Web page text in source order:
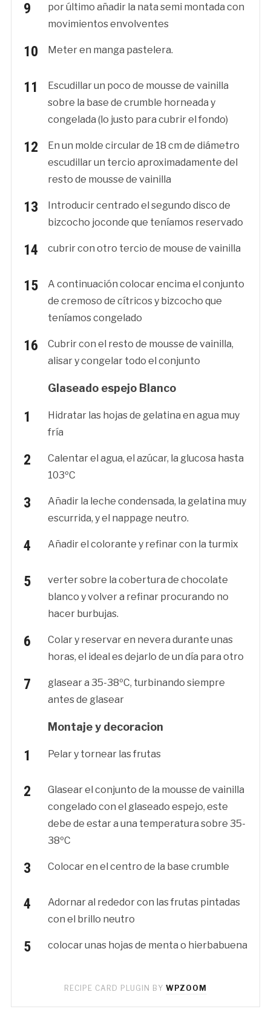
por último añadir la nata semi montada con
movimientos envolventes
Meter en manga pastelera.
Escudillar un poco de mousse de vainilla
sobre la base de crumble horneada y
congelada (lo justo para cubrir el fondo)
En un molde circular de 18 cm de diámetro
escudillar un tercio aproximadamente del
resto de mousse de vainilla
Introducir centrado el segundo disco de
bizcocho joconde que teníamos reservado
cubrir con otro tercio de mouse de vainilla
A continuación colocar encima el conjunto
de cremoso de cítricos y bizcocho que
teníamos congelado
Cubrir con el resto de mousse de vainilla,
alisar y congelar todo el conjunto
Glaseado espejo Blanco
Hidratar las hojas de gelatina en agua muy
fría
Calentar el agua, el azúcar, la glucosa hasta
103ºC
Añadir la leche condensada, la gelatina muy
escurrida, y el nappage neutro.
Añadir el colorante y refinar con la turmix
verter sobre la cobertura de chocolate
blanco y volver a refinar procurando no
hacer burbujas.
Colar y reservar en nevera durante unas
horas, el ideal es dejarlo de un día para otro
glasear a 35-38ºC, turbinando siempre
antes de glasear
Montaje y decoracion
Pelar y tornear las frutas
Glasear el conjunto de la mousse de vainilla
congelado con el glaseado espejo, este
debe de estar a una temperatura sobre 35-
38ºC
Colocar en el centro de la base crumble
Adornar al rededor con las frutas pintadas
con el brillo neutro
colocar unas hojas de menta o hierbabuena
RECIPE CARD PLUGIN BY WPZOOM